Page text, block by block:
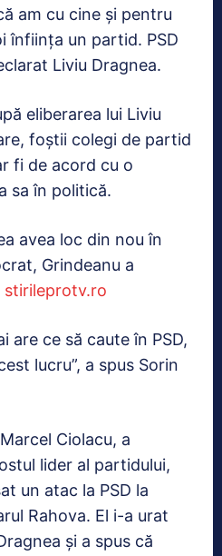
am cu cine și pentru
înființa un partid. PSD
Liviu Dragnea.
eliberarea lui Liviu
foștii colegi de partid
fi de acord cu o
sa în politică.
avea loc din nou în
Grindeanu a
stirileprotv.ro
are ce să caute în PSD,
lucru”, a spus Sorin
Ciolacu, a
lider al partidului,
un atac la PSD la
Rahova. El i-a urat
și a spus că